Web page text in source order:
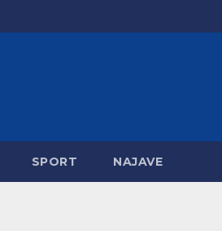
SPORT NAJAVE